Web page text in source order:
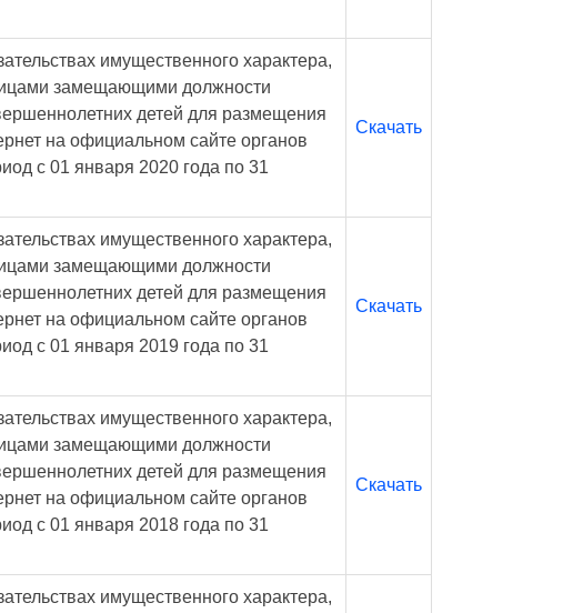
имущественного характера,
замещающими должности
детей для размещения
на официальном сайте органов
с 01 января 2020 года по 31
Скачать
имущественного характера,
замещающими должности
детей для размещения
на официальном сайте органов
с 01 января 2019 года по 31
Скачать
имущественного характера,
замещающими должности
детей для размещения
на официальном сайте органов
с 01 января 2018 года по 31
Скачать
имущественного характера,